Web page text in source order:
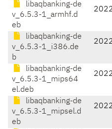
libaqbanking-de
v_6.5.3-1_armhf.d
eb
libaqbanking-de
v_6.5.3-1_i386.de
b
libaqbanking-de
v_6.5.3-1_mips64
el.deb
libaqbanking-de
v_6.5.3-1_mipsel.d
eb